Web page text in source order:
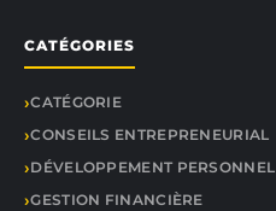
CATÉGORIES
CATÉGORIE
CONSEILS ENTREPRENEURIAL
DÉVELOPPEMENT PERSONNEL
GESTION FINANCIÈRE